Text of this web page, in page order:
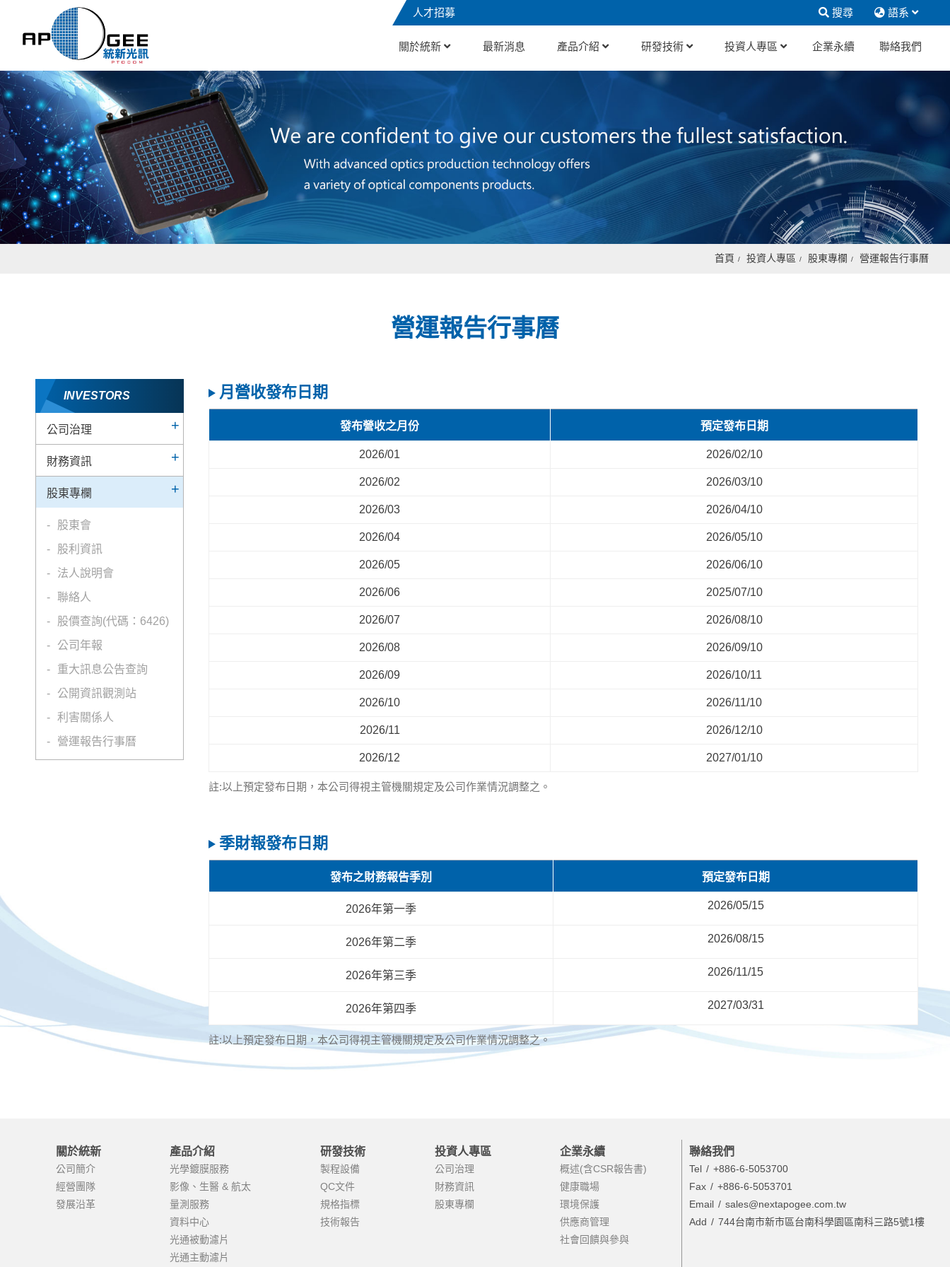
人才招募 搜尋 語系
關於統新 最新消息 產品介紹 研發技術 投資人專區 企業永續 聯絡我們
首頁 投資人專區 股東專欄 營運報告行事曆
營運報告行事曆
INVESTORS
公司治理
財務資訊
股東專欄
股東會
股利資訊
法人說明會
聯絡人
股價查詢(代碼：6426)
公司年報
重大訊息公告查詢
公開資訊觀測站
利害關係人
營運報告行事曆
月營收發布日期
發布營收之月份 預定發布日期
2026/01 2026/02/10
2026/02 2026/03/10
2026/03 2026/04/10
2026/04 2026/05/10
2026/05 2026/06/10
2026/06 2025/07/10
2026/07 2026/08/10
2026/08 2026/09/10
2026/09 2026/10/11
2026/10 2026/11/10
2026/11 2026/12/10
2026/12 2027/01/10
註:以上預定發布日期，本公司得視主管機關規定及公司作業情況調整之。
季財報發布日期
發布之財務報告季別 預定發布日期
2026年第一季 2026/05/15
2026年第二季 2026/08/15
2026年第三季 2026/11/15
2026年第四季 2027/03/31
註:以上預定發布日期，本公司得視主管機關規定及公司作業情況調整之。
關於統新
公司簡介
經營團隊
發展沿革
產品介紹
光學鍍膜服務
影像、生醫 & 航太
量測服務
資料中心
光通被動濾片
光通主動濾片
研發技術
製程設備
QC文件
規格指標
技術報告
投資人專區
公司治理
財務資訊
股東專欄
企業永續
概述(含CSR報告書)
健康職場
環境保護
供應商管理
社會回饋與參與
聯絡我們
Tel
+886-6-5053700
Fax
+886-6-5053701
Email
sales@nextapogee.com.tw
Add
744台南市新市區台南科學園區南科三路5號1樓